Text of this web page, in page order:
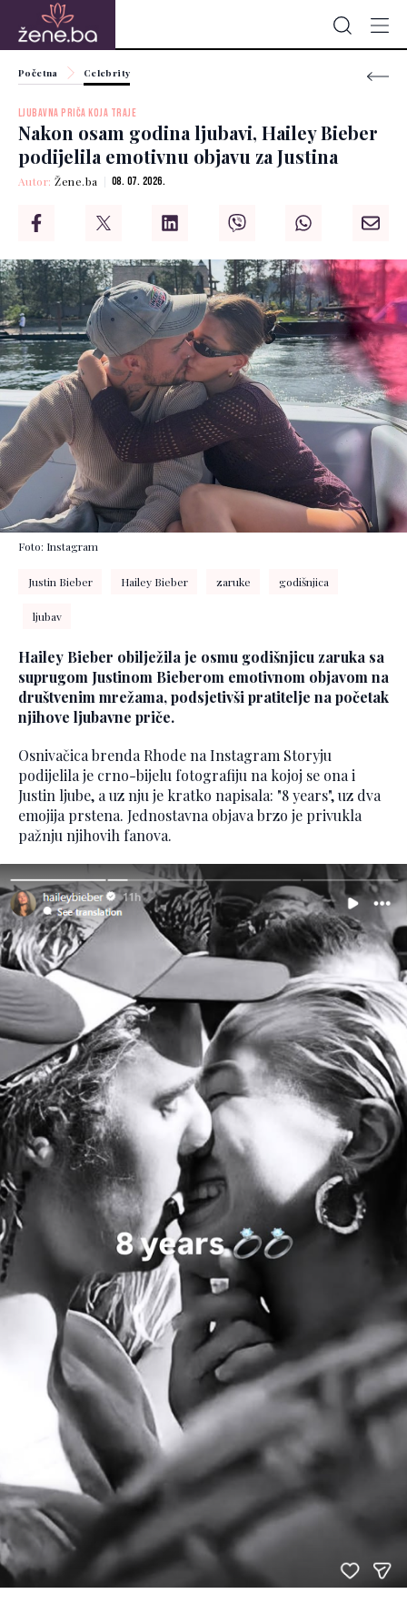
Početna Celebrity
LJUBAVNA PRIČA KOJA TRAJE
Nakon osam godina ljubavi, Hailey Bieber
podijelila emotivnu objavu za Justina
Autor:Žene.ba 08. 07. 2026.
Foto: Instagram
Justin Bieber Hailey Bieber zaruke godišnjica
ljubav
Hailey Bieber obilježila je osmu godišnjicu zaruka sa
suprugom Justinom Bieberom emotivnom objavom na
društvenim mrežama, podsjetivši pratitelje na početak
njihove ljubavne priče.
Osnivačica brenda Rhode na Instagram Storyju
podijelila je crno-bijelu fotografiju na kojoj se ona i
Justin ljube, a uz nju je kratko napisala: "8 years", uz dva
emojija prstena. Jednostavna objava brzo je privukla
pažnju njihovih fanova.